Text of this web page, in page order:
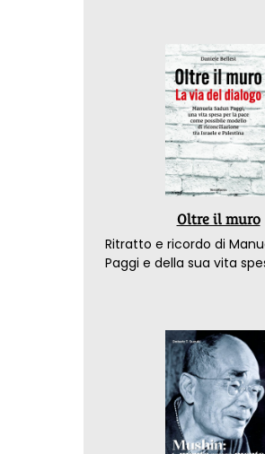
Oltre il muro
Ritratto e ricordo di
Paggi e della sua vita